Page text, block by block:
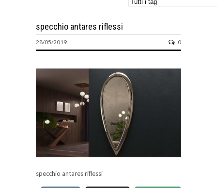
specchio antares riflessi
28/05/2019 0
specchio antares riflessi